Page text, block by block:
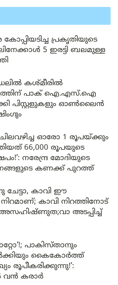
പ്രകൃതിയുടെ
5 ഇരട്ടി ബലമുള്ള
കശ്മീരിൽ
പാക് ഐ.എസ്.ഐ
പിസ്റ്റളുകളും ഓൺലൈൻ
ചിലവഴിച്ച ഓരോ 1 രൂപയ്ക്കും
66,000 രൂപയുടെ
നരേന്ദ്ര മോദിയുടെ
കണക്ക് പുറത്ത്
ചേട്ടാ, കാവി ഈ
കാവി നിറത്തിനോട്
അടപ്പിച്ച്
പാകിസ്താനും
കൈകോർത്ത്
രൂപീകരിക്കുന്നു!’:
വൻ കരാർ